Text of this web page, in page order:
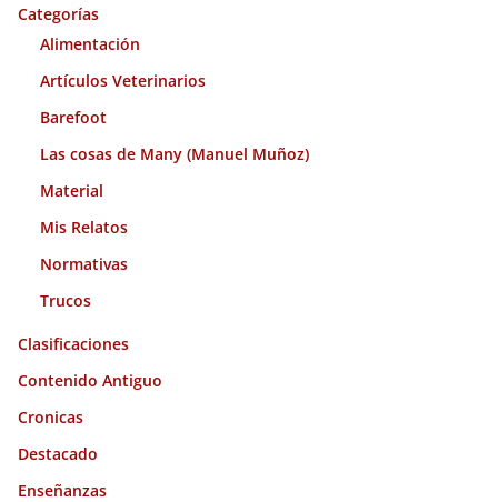
o
Categorías
Alimentación
Artículos Veterinarios
Barefoot
Las cosas de Many (Manuel Muñoz)
Material
Mis Relatos
Normativas
Trucos
Clasificaciones
Contenido Antiguo
Cronicas
Destacado
Enseñanzas